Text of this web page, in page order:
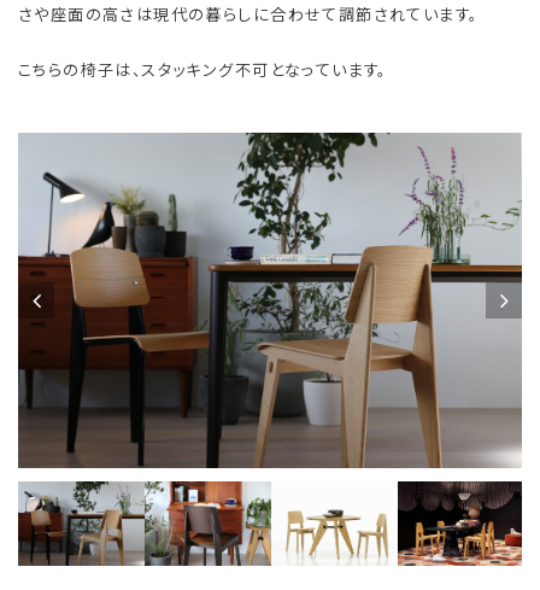
さや座面の高さは現代の暮らしに合わせて調節されています。
こちらの椅子は、スタッキング不可となっています。